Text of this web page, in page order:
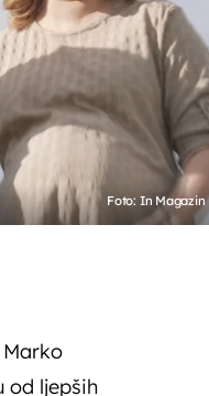
Foto: In Magazin
od ljepših